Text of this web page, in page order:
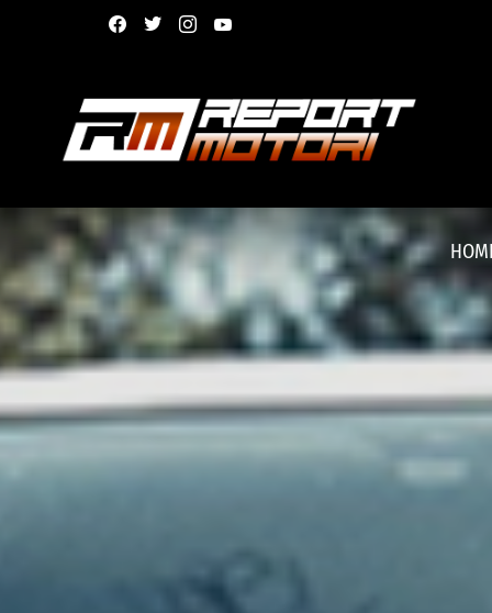
facebooktwitterinstagram